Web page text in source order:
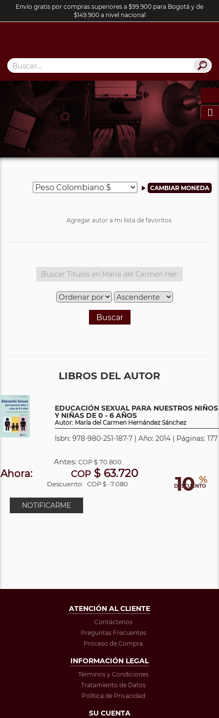
Envío gratis por compras superiores a $99.900 para Bogotá y de
$149.900 a nivel nacional

Agregar autor a mi lista de favoritos
Buscar
LIBROS DEL AUTOR
EDUCACIÓN SEXUAL PARA NUESTROS NIÑOS
Y NIÑAS DE 0 - 6 AÑOS
Autor: María del Carmen Hernández Sánchez
Isbn: 978-980-251-187-7 | Año: 2014 | Páginas: 177
10 %
DESCUENTO
Antes: COP$ 70.800
Ahora: COP $ 63.720
Descuento: COP $ -7.080
NOTIFICARME
ATENCIÓN AL CLIENTE
Contáctenos
Preguntas Frecuentes
Proceso de Compra
INFORMACIÓN LEGAL
Términos y Condiciones
Tratamiento de Datos
Política de Privacidad
SU CUENTA